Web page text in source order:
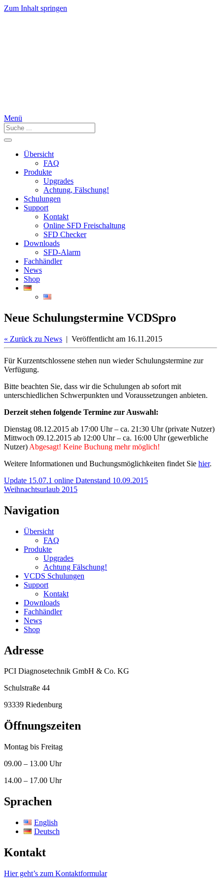
Zum Inhalt springen
Menü
Übersicht
FAQ
Produkte
Upgrades
Achtung, Fälschung!
Schulungen
Support
Kontakt
Online SFD Freischaltung
SFD Checker
Downloads
SFD-Alarm
Fachhändler
News
Shop
Neue Schulungstermine VCDSpro
« Zurück zu News | Veröffentlicht am 16.11.2015
Für Kurzentschlossene stehen nun wieder Schulungstermine zur
Verfügung.
Bitte beachten Sie, dass wir die Schulungen ab sofort mit
unterschiedlichen Schwerpunkten und Voraussetzungen anbieten.
Derzeit stehen folgende Termine zur Auswahl:
Dienstag 08.12.2015 ab 17:00 Uhr – ca. 21:30 Uhr (private Nutzer)
Mittwoch 09.12.2015 ab 12:00 Uhr – ca. 16:00 Uhr (gewerbliche
Nutzer) Abgesagt! Keine Buchung mehr möglich!
Weitere Informationen und Buchungsmöglichkeiten findet Sie hier.
Update 15.07.1 online Datenstand 10.09.2015
Weihnachtsurlaub 2015
Navigation
Übersicht
FAQ
Produkte
Upgrades
Achtung Fälschung!
VCDS Schulungen
Support
Kontakt
Downloads
Fachhändler
News
Shop
Adresse
PCI Diagnosetechnik GmbH & Co. KG
Schulstraße 44
93339 Riedenburg
Öffnungszeiten
Montag bis Freitag
09.00 – 13.00 Uhr
14.00 – 17.00 Uhr
Sprachen
English
Deutsch
Kontakt
Hier geht’s zum Kontaktformular